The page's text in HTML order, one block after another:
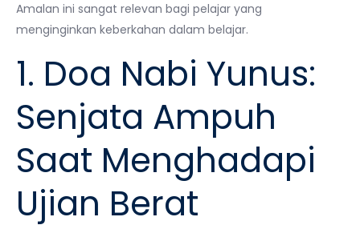
Amalan ini sangat relevan bagi pelajar yang
menginginkan keberkahan dalam belajar.
1. Doa Nabi Yunus:
Senjata Ampuh
Saat Menghadapi
Ujian Berat